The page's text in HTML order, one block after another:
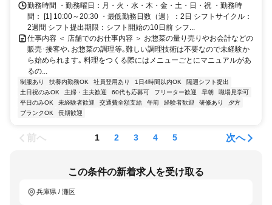
勤務時間 ・勤務曜日：月・火・水・木・金・土・日・祝 ・勤務時
間： [1] 10:00～20:30 ・最低勤務日数（週）：2日 シフトサイクル：
2週間 シフト提出期限：シフト開始の10日前 シフ...
仕事内容 ＜ 店舗でのお仕事内容 ＞ お惣菜の量り売りやお会計などの
販売･接客や､お惣菜の調理等｡難しい調理技術は不要なので未経験か
ら始められます｡ 料理をつくる際にはメニューごとにマニュアルがあ
るの...
制服あり 扶養内勤務OK 社員登用あり 1日4時間以内OK
隔週シフト提出
土日祝のみOK
主婦・主夫歓迎 60代も応募可 フリーター歓迎 早朝
職場見学可
平日のみOK
未経験者歓迎 交通費全額支給 午前 経験者歓迎 研修あり
夕方
ブランクOK
長期歓迎
前へ 1 2 3 4 5 次へ
この条件の新着求人を受け取る
兵庫県 / 灘区